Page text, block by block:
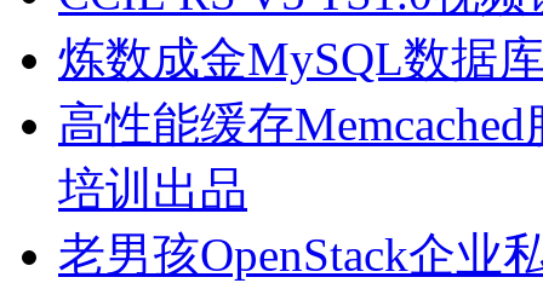
炼数成金MySQL数据
高性能缓存
培训出品
老男孩OpenStack企业